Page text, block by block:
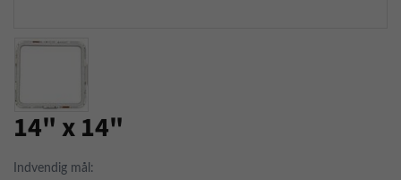
14" x 14"
Indvendig mål: